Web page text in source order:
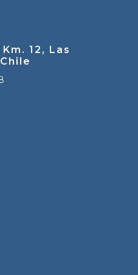
12, Las